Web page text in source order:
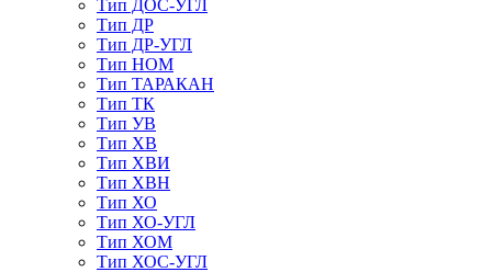
Тип ДОС-УГЛ
Тип ДР
Тип ДР-УГЛ
Тип НОМ
Тип ТАРАКАН
Тип ТК
Тип УВ
Тип ХВ
Тип ХВИ
Тип ХВН
Тип ХО
Тип ХО-УГЛ
Тип ХОМ
Тип ХОС-УГЛ